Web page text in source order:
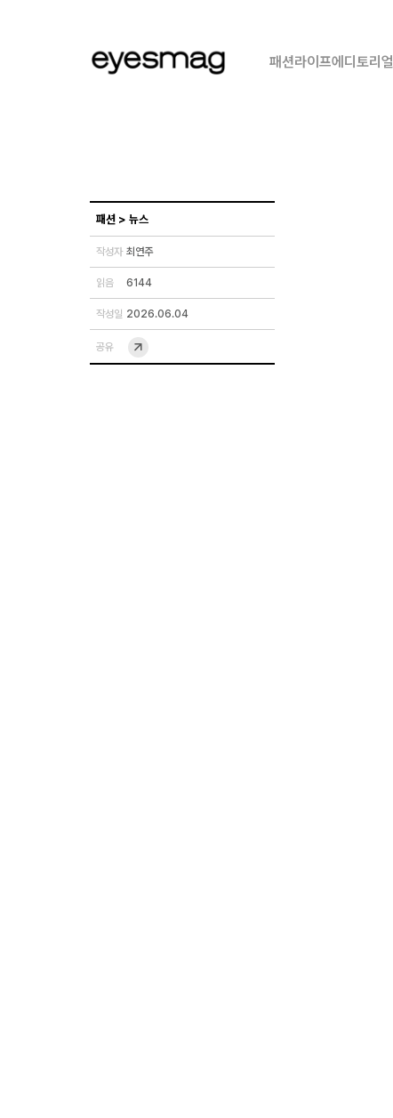
패션라이프에디토리얼
패션 > 뉴스
작성자 최연주
읽음 6144
작성일 2026.06.04
공유